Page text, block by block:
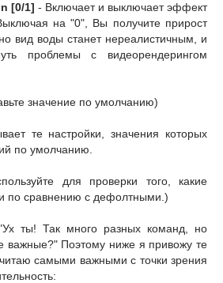
[0/1] - Включает и выключает эффект
на "0", Вы получите прирост
вид воды станет нереалистичным, и
проблемы с видеорендерингом
значение по умолчанию)
те настройки, значения которых
по умолчанию.
для проверки того, какие
по сравнению с дефолтными.)
ты! Так много разных команд, но
важные?" Поэтому ниже я привожу те
самыми важными с точки зрения